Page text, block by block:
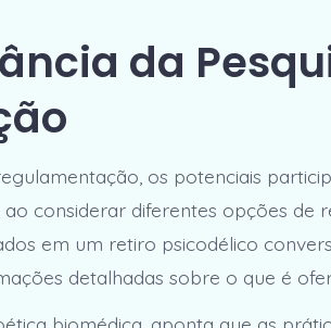
da
os potenciais
considerar diferentes opções de
em um retiro psicodélico
detalhadas sobre o que é